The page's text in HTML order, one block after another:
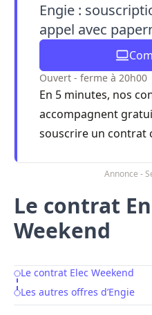
Engie :
appel avec
Ouvert - ferme à 20h00
En 5 minutes, nos
accompagnent
souscrire un contrat
Annonce -
Le contrat
Weekend
Table of Contents
Le contrat Elec Weekend
Les autres offres d’Engie